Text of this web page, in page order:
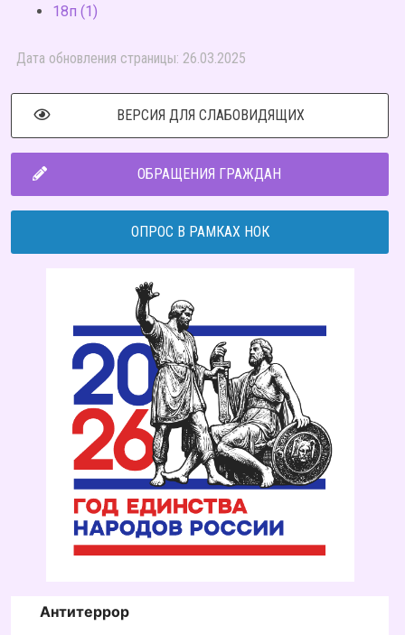
18п (1)
Дата обновления страницы: 26.03.2025
ВЕРСИЯ ДЛЯ СЛАБОВИДЯЩИХ
ОБРАЩЕНИЯ ГРАЖДАН
ОПРОС В РАМКАХ НОК
Антитеррор